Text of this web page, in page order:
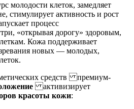
молодости клеток, замедляет
стимулирует активность и рост
процесс
«открывая дорогу» здоровым,
Кожа поддерживает
новых — молодых,
средств премиум-
активизирует
красоты кожи: